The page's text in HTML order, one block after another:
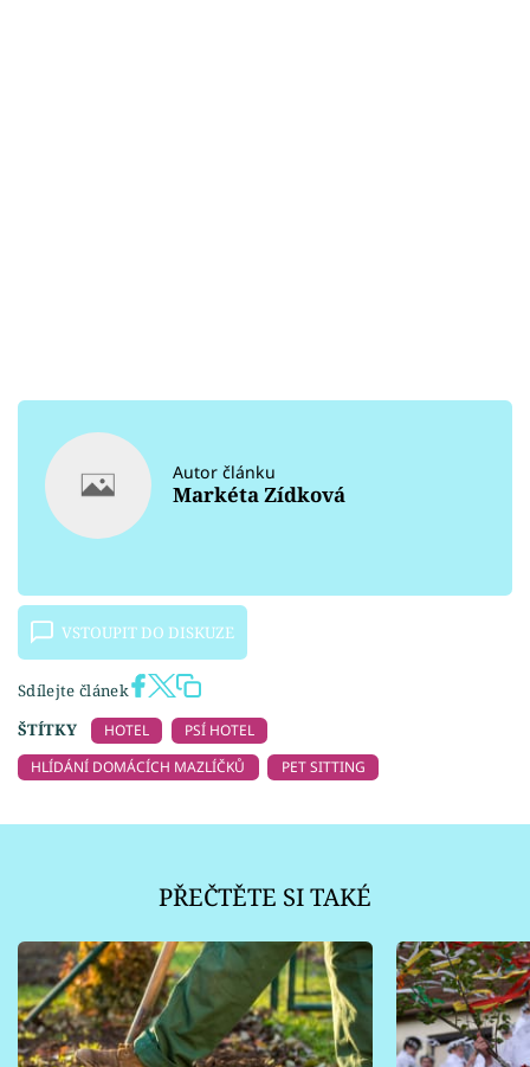
Autor článku
Markéta Zídková
VSTOUPIT DO DISKUZE
Sdílejte článek
ŠTÍTKY
HOTEL
PSÍ HOTEL
HLÍDÁNÍ DOMÁCÍCH MAZLÍČKŮ
PET SITTING
PŘEČTĚTE SI TAKÉ